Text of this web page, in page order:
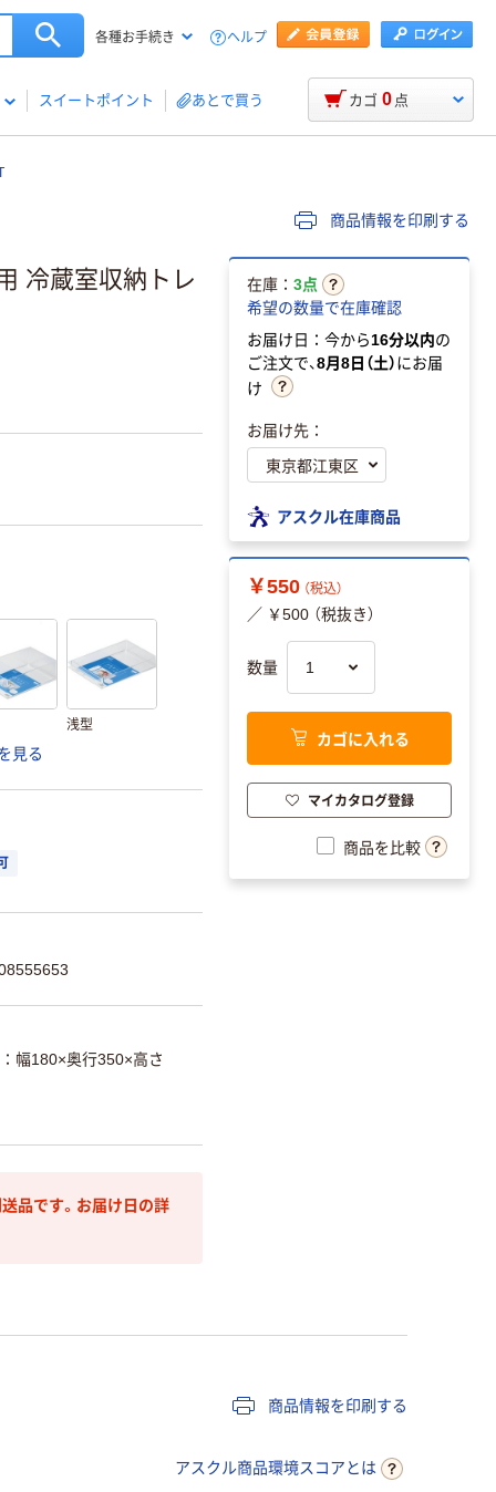
各種お手続き ヘルプ
スイートポイント あとで買う カゴ 0 点
商品情報を印刷する
冷蔵室収納トレ
浅型
見る
幅180×奥行350×高さ
品です。お届け日の詳
在庫： 3点
希望の数量で在庫確認
お届け日：今から16分以内の
ご注文で、8月8日（土）にお届
け
お届け先：
アスクル在庫商品
￥550 （税込）
／ ￥500 （税抜き）
数量
カゴに入れる
マイカタログ登録
商品を比較
商品情報を印刷する
アスクル商品環境スコアとは